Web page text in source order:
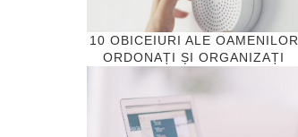
10 OBICEIURI ALE OAMENILOR
ORDONAȚI ȘI ORGANIZAȚI